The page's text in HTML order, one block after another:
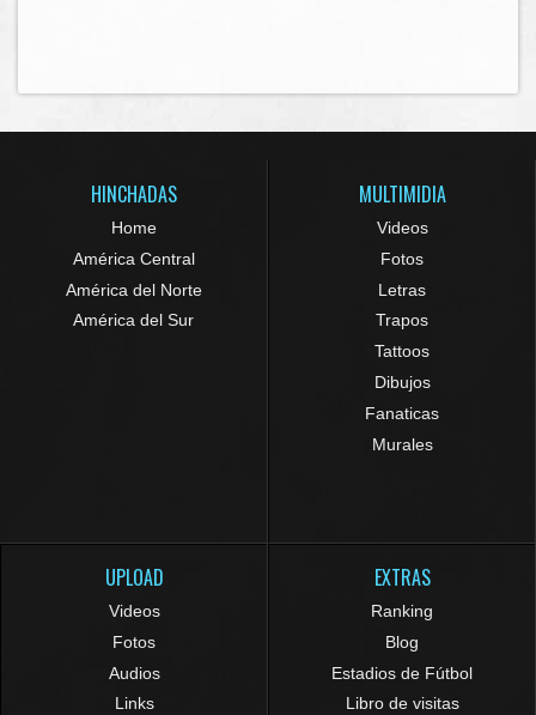
HINCHADAS
Home
América Central
América del Norte
América del Sur
MULTIMIDIA
Videos
Fotos
Letras
Trapos
Tattoos
Dibujos
Fanaticas
Murales
UPLOAD
Videos
Fotos
Audios
Links
EXTRAS
Ranking
Blog
Estadios de Fútbol
Libro de visitas